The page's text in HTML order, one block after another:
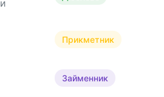
Прикметник
Займенник